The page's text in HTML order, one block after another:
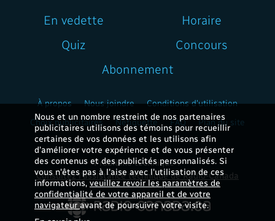
Nous et un nombre restreint de nos partenaires
publicitaires utilisons des témoins pour recueillir
certaines de vos données et les utilisons afin
d’améliorer votre expérience et de vous présenter
des contenus et des publicités personnalisés. Si
vous n'êtes pas à l'aise avec l'utilisation de ces
informations,veuillez revoir les paramètres de
confidentialité de votre appareil et de votre
navigateuravant de poursuivre votre visite.
En vedette
Horaire
Quiz
Concours
Abonnement
À propos Nous joindre
Conditions d'utilisation
Choix publicitaires
Nétiquette FAQ Plan du site
Problème technique ?
Consultez l'assistance technique de Radio-Canada